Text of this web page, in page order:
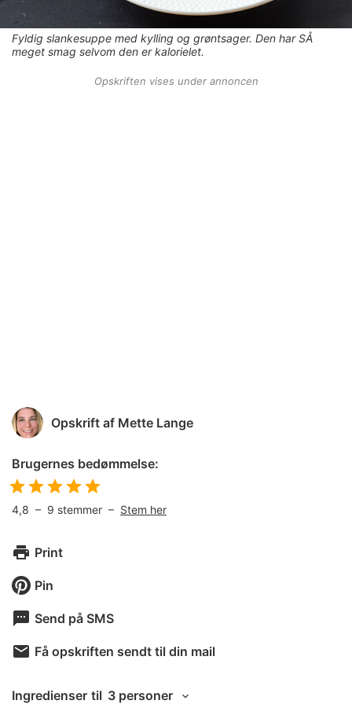
Fyldig slankesuppe med kylling og grøntsager. Den har SÅ
meget smag selvom den er kalorielet.
Opskriften vises under annoncen
Opskrift af Mette Lange
Brugernes bedømmelse:
4,8 – 9 stemmer – Stem her
Print
Pin
Send på SMS
Få opskriften sendt til din mail
Ingredienser til 3 personer